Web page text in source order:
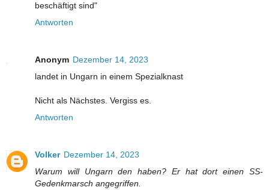
beschäftigt sind"
Antworten
Anonym Dezember 14, 2023
landet in Ungarn in einem Spezialknast
Nicht als Nächstes. Vergiss es.
Antworten
Volker Dezember 14, 2023
Warum will Ungarn den haben? Er hat dort einen SS-
Gedenkmarsch angegriffen.